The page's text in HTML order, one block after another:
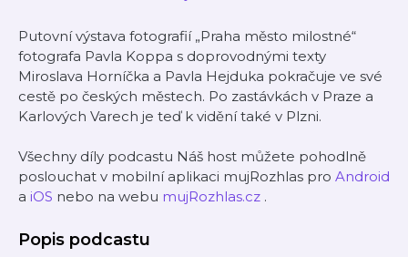
Putovní výstava fotografií „Praha město milostné“
fotografa Pavla Koppa s doprovodnými texty
Miroslava Horníčka a Pavla Hejduka pokračuje ve své
cestě po českých městech. Po zastávkách v Praze a
Karlových Varech je teď k vidění také v Plzni.
Všechny díly podcastu Náš host můžete pohodlně
poslouchat v mobilní aplikaci mujRozhlas pro Android
a iOS nebo na webu mujRozhlas.cz .
Popis podcastu